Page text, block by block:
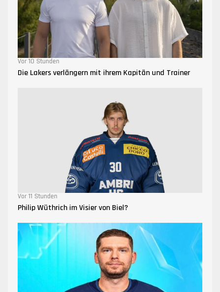
Vor 10 Stunden
Die Lakers verlängern mit ihrem Kapitän und Trainer
Vor 11 Stunden
Philip Wüthrich im Visier von Biel?